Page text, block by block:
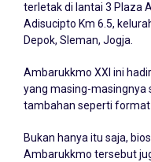
terletak di lantai 3 Plaza
Adisucipto Km 6.5,
Depok, Sleman, Jogja.
Ambarukkmo XXI ini
yang masing-masingnya
tambahan seperti format
Bukan hanya itu saja,
Ambarukkmo tersebut